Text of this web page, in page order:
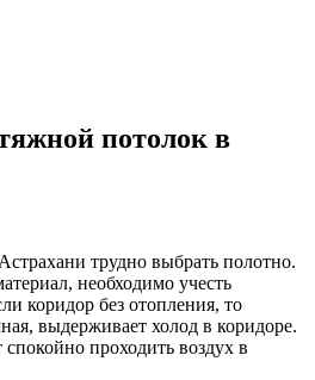
потолок в
трудно выбрать полотно.
необходимо учесть
коридор без отопления, то
выдерживает холод в коридоре.
спокойно проходить воздух в